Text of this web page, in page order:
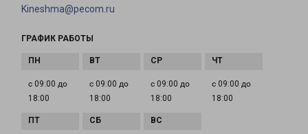
Kineshma@pecom.ru
ГРАФИК РАБОТЫ
с 09:00 до
18:00
с 09:00 до
18:00
с 09:00 до
18:00
с 09:00 до
18:00